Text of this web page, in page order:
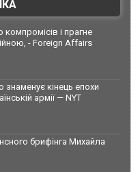
і прагне
- Foreign Affairs
знаменує кінець епохи
армії — NYT
брифінга Михайла